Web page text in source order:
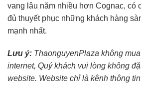
vang lâu năm nhiều hơn Cognac, có
đủ thuyết phục những khách hàng
mạnh nhất.
Lưu ý: ThaonguyenPlaza không
internet, Quý khách vui lòng không
website. Website chỉ là kênh thông